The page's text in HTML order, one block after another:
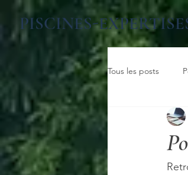
PISCINES-
Tous les posts